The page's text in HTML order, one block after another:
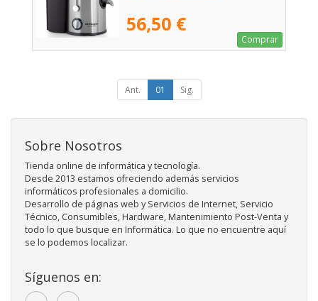
56,50 €
Comprar
Ant. 01 Sig.
Sobre Nosotros
Tienda online de informática y tecnología.
Desde 2013 estamos ofreciendo además servicios
informáticos profesionales a domicilio.
Desarrollo de páginas web y Servicios de Internet, Servicio
Técnico, Consumibles, Hardware, Mantenimiento Post-Venta y
todo lo que busque en Informática. Lo que no encuentre aquí
se lo podemos localizar.
Síguenos en: